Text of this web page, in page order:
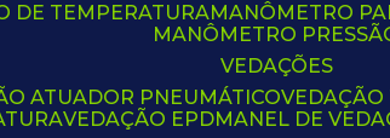
DE TEMPERATURA MANÔMETRO
MANÔMETRO
VEDAÇÕES
ATUADOR PNEUMÁTICO
VEDAÇÃO EPDM ANEL DE